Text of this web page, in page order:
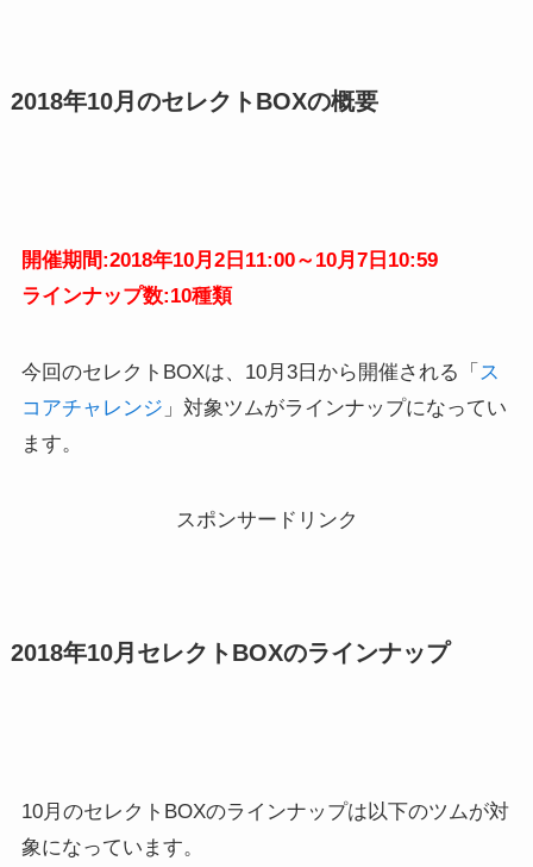
2018年10月のセレクトBOXの概要
開催期間:2018年10月2日11:00～10月7日10:59
ラインナップ数:10種類
今回のセレクトBOXは、10月3日から開催される「 ス
コアチャレンジ 」対象ツムがラインナップになってい
ます。
スポンサードリンク
2018年10月セレクトBOXのラインナップ
10月のセレクトBOXのラインナップは以下のツムが対
象になっています。